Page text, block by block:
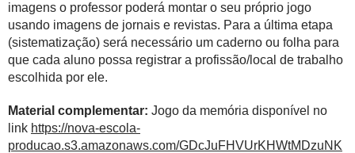
imagens o professor poderá montar o seu próprio jogo
usando imagens de jornais e revistas. Para a última etapa
(sistematização) será necessário um caderno ou folha para
que cada aluno possa registrar a profissão/local de trabalho
escolhida por ele.
Material complementar: Jogo da memória disponível no
link https://nova-escola-
producao.s3.amazonaws.com/GDcJuFHVUrKHWtMDzuNK